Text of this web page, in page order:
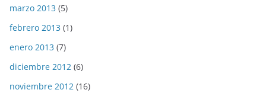
marzo 2013 (5)
febrero 2013 (1)
enero 2013 (7)
diciembre 2012 (6)
noviembre 2012 (16)